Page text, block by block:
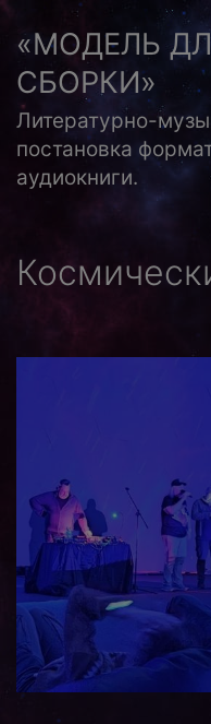
Перейти
содержимому
«МОДЕЛЬ
СБОРКИ»
Литературно-
постановка
аудиокниги.